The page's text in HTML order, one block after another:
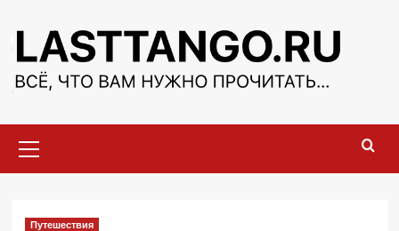
содержимому
меню
Путешествия